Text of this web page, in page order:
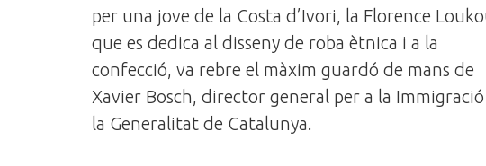
per una jove de la Costa d’Ivori, la Florence
que es dedica al disseny de roba ètnica i a la
confecció, va rebre el màxim guardó de mans de
Xavier Bosch, director general per a la
la Generalitat de Catalunya.